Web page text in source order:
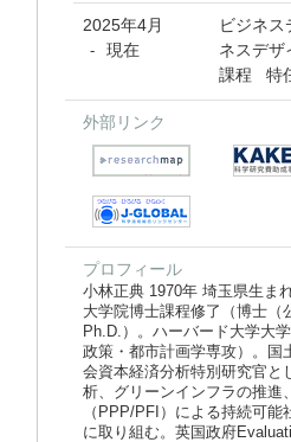
2025年4月
- 現在
ビジネ
ネスデザ
課程 特
外部リンク
プロフィール
小林正典 1970年 埼玉県生ま
大学院博士課程修了（博士（
Ph.D.）。ハーバード大学大
政策・都市計画学専攻）。国
会資本経済分析特別研究官と
析、グリーンインフラの推進
（PPP/PFI）による持続可
に取り組む。英国政府